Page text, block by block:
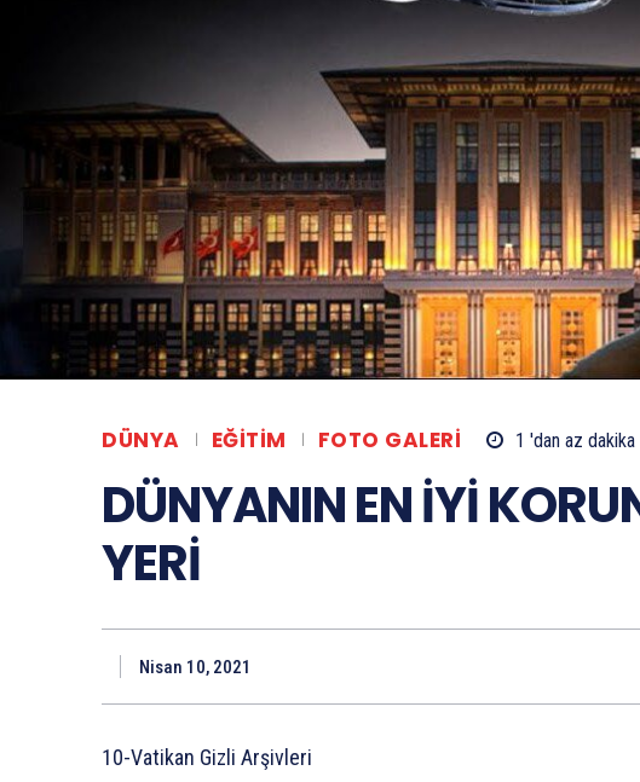
DÜNYA EĞITIM FOTO GALERI 1 'dan az dakika
DÜNYANIN EN İYİ
YERİ
Nisan 10, 2021
10-Vatikan Gizli Arşivleri